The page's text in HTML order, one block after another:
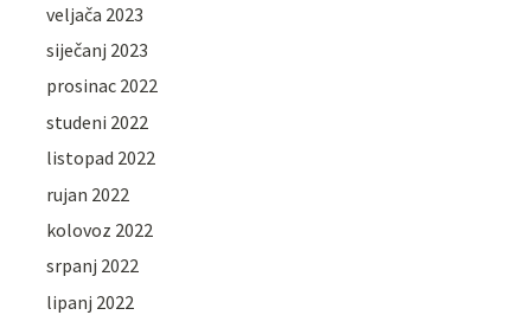
veljača 2023
siječanj 2023
prosinac 2022
studeni 2022
listopad 2022
rujan 2022
kolovoz 2022
srpanj 2022
lipanj 2022